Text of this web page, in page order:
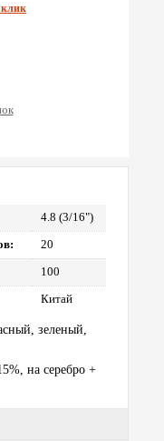
4.8 (3/16")
20
100
Китай
зеленый,
на серебро +